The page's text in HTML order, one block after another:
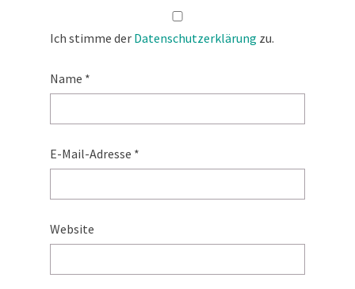
Ich stimme der Datenschutzerklärung zu.
Name *
E-Mail-Adresse *
Website